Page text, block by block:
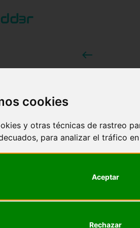
cookies
y otras técnicas de rastreo
para analizar el tráfico
Aceptar
Rechazar
west
Si no
ciencia
4 de